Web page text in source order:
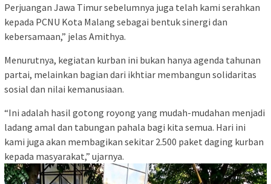
Perjuangan Jawa Timur sebelumnya juga telah kami serahkan
kepada PCNU Kota Malang sebagai bentuk sinergi dan
kebersamaan,” jelas Amithya.
Menurutnya, kegiatan kurban ini bukan hanya agenda tahunan
partai, melainkan bagian dari ikhtiar membangun solidaritas
sosial dan nilai kemanusiaan.
“Ini adalah hasil gotong royong yang mudah-mudahan menjadi
ladang amal dan tabungan pahala bagi kita semua. Hari ini
kami juga akan membagikan sekitar 2.500 paket daging kurban
kepada masyarakat,” ujarnya.